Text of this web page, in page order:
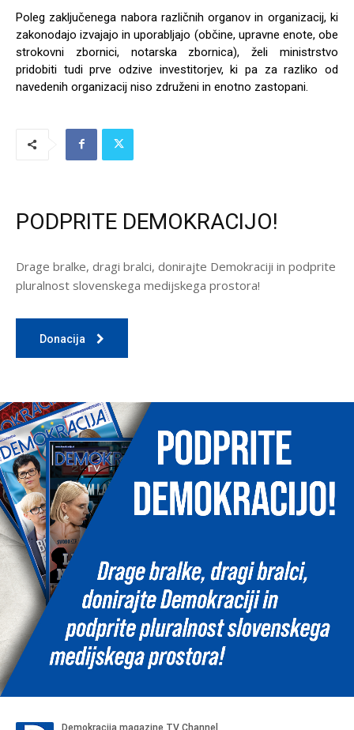
Poleg zaključenega nabora različnih organov in organizacij, ki
zakonodajo izvajajo in uporabljajo (občine, upravne enote, obe
strokovni zbornici, notarska zbornica), želi ministrstvo
pridobiti tudi prve odzive investitorjev, ki pa za razliko od
navedenih organizacij niso združeni in enotno zastopani.
PODPRITE DEMOKRACIJO!
Drage bralke, dragi bralci, donirajte Demokraciji in podprite
pluralnost slovenskega medijskega prostora!
Donacija